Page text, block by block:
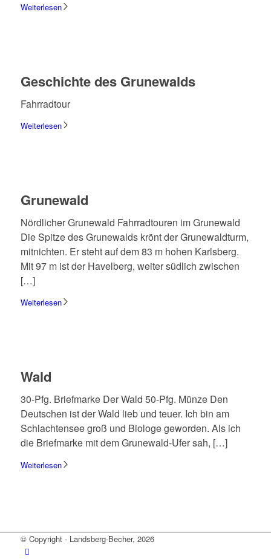
Weiterlesen
Geschichte des Grune­walds
Fahr­rad­tour
Weiterlesen
Grune­wald
Nörd­li­cher Grune­wald Fahr­rad­tou­ren im Grune­wald
Die Spitze des Grune­walds krönt der Grune­wald­turm,
mitnich­ten. Er steht auf dem 83 m hohen Karls­berg.
Mit 97 m ist der Havel­berg, weiter südlich zwischen
[…]
Weiterlesen
Wald
30-Pfg. Brief­marke Der Wald 50-Pfg. Münze Den
Deut­schen ist der Wald lieb und teuer. Ich bin am
Schlach­ten­see groß und Biologe gewor­den. Als ich
die Brief­marke mit dem Grun­e­­wald-Ufer sah, […]
Weiterlesen
© Copyright - Landsberg-Becher, 2026